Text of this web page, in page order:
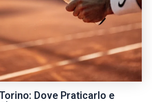
Dove Praticarlo e